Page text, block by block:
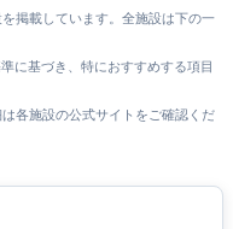
掲載しています。全施設は下の一
に基づき、特におすすめする項目
各施設の公式サイトをご確認くだ